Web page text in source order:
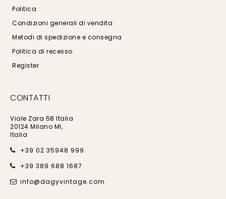
Politica
Condizioni generali di vendita
Metodi di spedizione e consegna
Politica di recesso
Register
CONTATTI
Viale Zara 58 Italia
20124 Milano MI,
Italia
+39 02 35948 999
+39 389 688 1687
info@dagyvintage.com